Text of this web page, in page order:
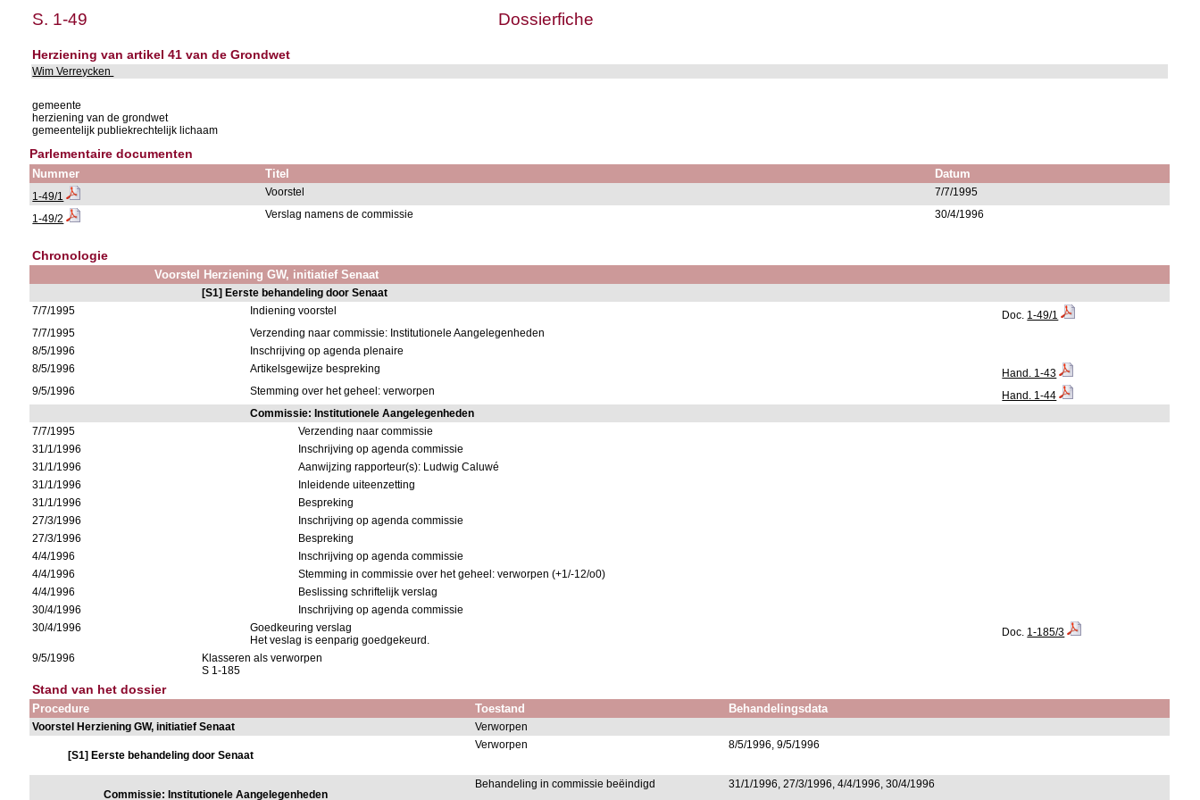
S. 1-49 Dossierfiche
Herziening van artikel 41 van de Grondwet
Wim Verreycken
gemeente
herziening van de grondwet
gemeentelijk publiekrechtelijk lichaam
Parlementaire documenten
Nummer Titel Datum
1-49/1 Voorstel 7/7/1995
1-49/2 Verslag namens de commissie 30/4/1996
Chronologie
Voorstel Herziening GW, initiatief Senaat
[S1] Eerste behandeling door Senaat
7/7/1995
Indiening voorstel Doc. 1-49/1
7/7/1995
Verzending naar commissie: Institutionele Aangelegenheden
8/5/1996
Inschrijving op agenda plenaire
8/5/1996
Artikelsgewijze bespreking
Hand. 1-43
9/5/1996
Stemming over het geheel: verworpen
Hand. 1-44
Commissie: Institutionele Aangelegenheden
7/7/1995
Verzending naar commissie
31/1/1996
Inschrijving op agenda commissie
31/1/1996
Aanwijzing rapporteur(s): Ludwig Caluwé
31/1/1996
Inleidende uiteenzetting
31/1/1996
Bespreking
27/3/1996
Inschrijving op agenda commissie
27/3/1996
Bespreking
4/4/1996
Inschrijving op agenda commissie
4/4/1996
Stemming in commissie over het geheel: verworpen (+1/-12/o0)
4/4/1996
Beslissing schriftelijk verslag
30/4/1996
Inschrijving op agenda commissie
30/4/1996
Goedkeuring verslag
Het veslag is eenparig goedgekeurd.
Doc. 1-185/3
9/5/1996
Klasseren als verworpen
S 1-185
Stand van het dossier
Procedure Toestand Behandelingsdata
Voorstel Herziening GW, initiatief Senaat Verworpen
[S1] Eerste behandeling door Senaat
Verworpen 8/5/1996, 9/5/1996
Commissie: Institutionele Aangelegenheden
Behandeling in commissie beëindigd 31/1/1996, 27/3/1996, 4/4/1996, 30/4/1996